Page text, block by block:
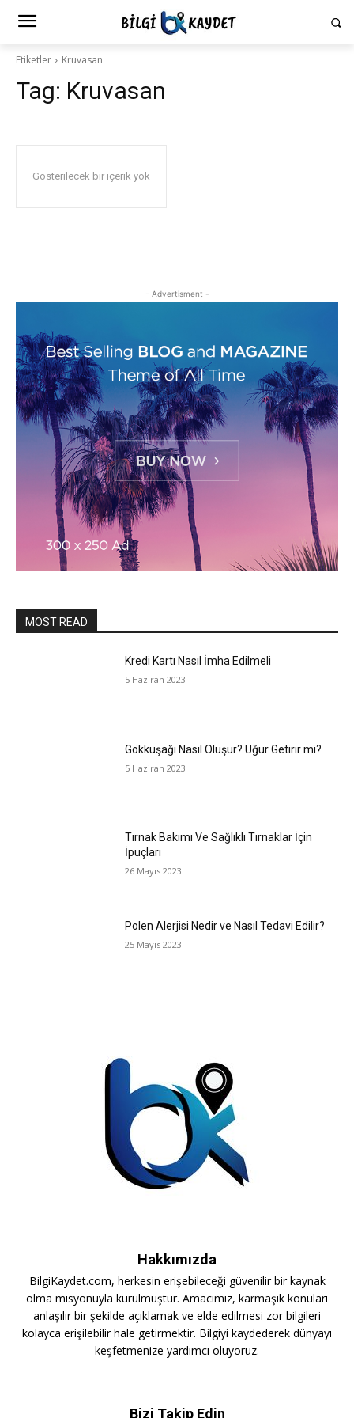
Etiketler Kruvasan
Tag: Kruvasan
Gösterilecek bir içerik yok
- Advertisment -
MOST READ
Kredi Kartı Nasıl İmha Edilmeli
5 Haziran 2023
Gökkuşağı Nasıl Oluşur? Uğur Getirir mi?
5 Haziran 2023
Tırnak Bakımı Ve Sağlıklı Tırnaklar İçin
İpuçları
26 Mayıs 2023
Polen Alerjisi Nedir ve Nasıl Tedavi Edilir?
25 Mayıs 2023
Hakkımızda
BilgiKaydet.com, herkesin erişebileceği güvenilir bir kaynak
olma misyonuyla kurulmuştur. Amacımız, karmaşık konuları
anlaşılır bir şekilde açıklamak ve elde edilmesi zor bilgileri
kolayca erişilebilir hale getirmektir. Bilgiyi kaydederek dünyayı
keşfetmenize yardımcı oluyoruz.
Bizi Takip Edin